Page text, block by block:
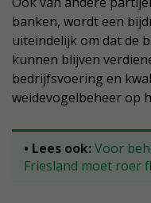
banken, wordt een
uiteindelijk om dat de
kunnen blijven
bedrijfsvoering en
weidevogelbeheer op
• Lees ook:Voor
Friesland moet roer